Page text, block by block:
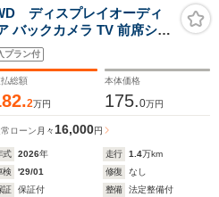
ディスプレイオーディ
バックカメラ TV 前席シー
ライト 衝突被害軽減ブレ
プラン付
総額
2万円
本体価格
175.0万円
ローン 月々 16,000円
式 2026年 走行 1.4万km
検
'29/01 修復
なし
証
保証付 整備
法定整備付